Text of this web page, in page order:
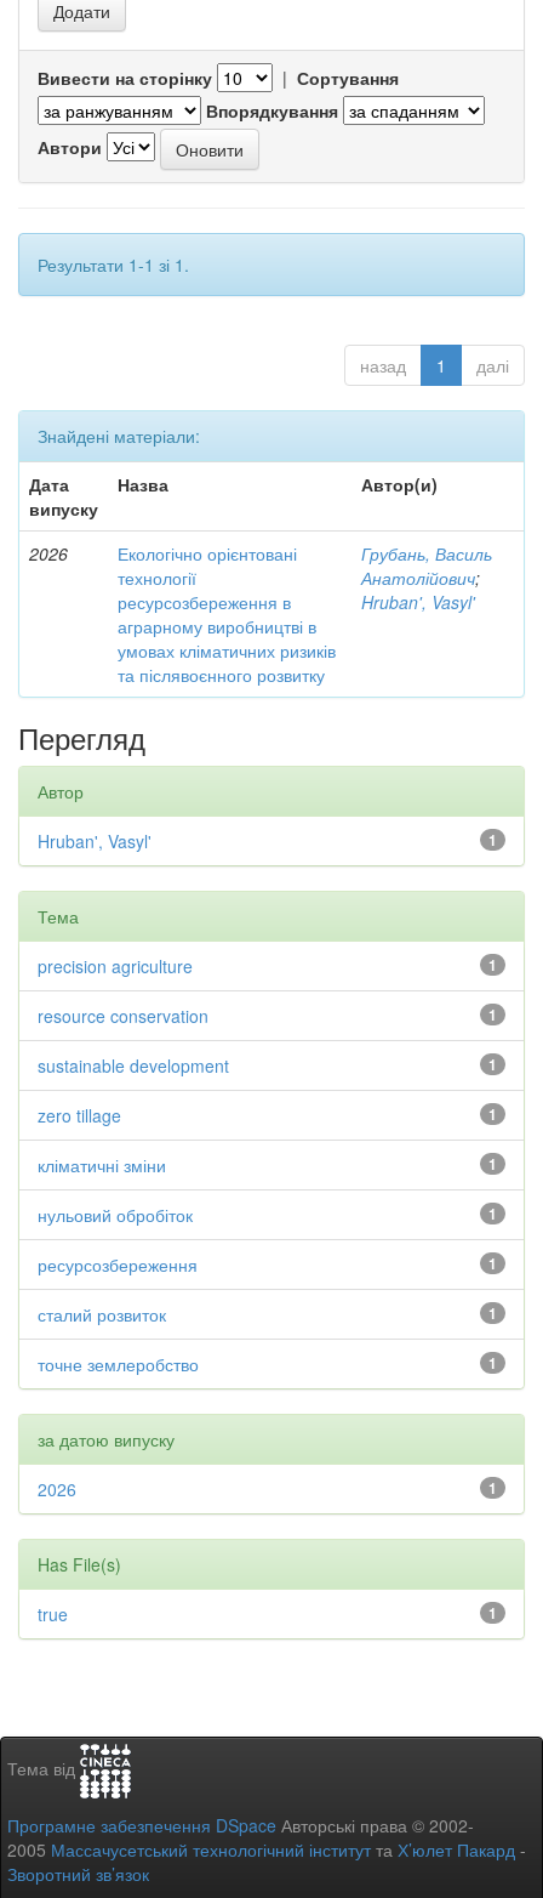
Вивести на сторінку | Сортування
Впорядкування
Автори
Результати 1-1 зі 1.
назад 1 далі
Знайдені матеріали:
Дата
випуску
Назва Автор(и)
2026
Екологічно орієнтовані
технології
ресурсозбереження в
аграрному виробництві в
умовах кліматичних ризиків
та післявоєнного розвитку
Грубань, Василь
Анатолійович;
Hruban', Vasyl'
Перегляд
Автор
1
Hruban', Vasyl'
Тема
1
precision agriculture
1
resource conservation
1
sustainable development
1
zero tillage
1
кліматичні зміни
1
нульовий обробіток
1
ресурсозбереження
1
сталий розвиток
1
точне землеробство
за датою випуску
1
2026
Has File(s)
1
true
Тема від
Програмне забезпечення DSpace Авторські права © 2002-
2005 Массачусетський технологічний інститутта Х’юлет Пакард -
Зворотний зв’язок